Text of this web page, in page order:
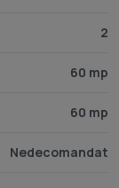
2
60 mp
60 mp
Nedecomandat